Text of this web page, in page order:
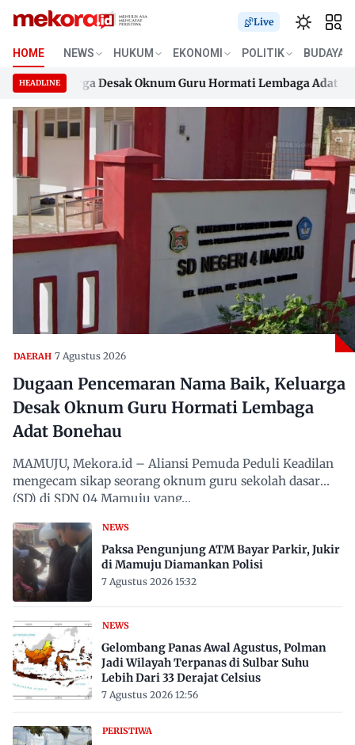
Skip
content
Live
HOME NEWS HUKUM EKONOMI POLITIK BUDAYA
HEADLINE
Keluarga Desak Oknum Guru Hormati Lembaga Adat
Keluarga Desak Oknum Guru Hormati Lembaga Adat
DAERAH 7 Agustus 2026
Dugaan Pencemaran Nama Baik, Keluarga
Desak Oknum Guru Hormati Lembaga
Adat Bonehau
MAMUJU, Mekora.id – Aliansi Pemuda Peduli Keadilan
mengecam sikap seorang oknum guru sekolah dasar
(SD) di SDN 04 Mamuju yang…
NEWS
Paksa Pengunjung ATM Bayar Parkir, Jukir
di Mamuju Diamankan Polisi
7 Agustus 2026 15:32
NEWS
Gelombang Panas Awal Agustus, Polman
Jadi Wilayah Terpanas di Sulbar Suhu
Lebih Dari 33 Derajat Celsius
7 Agustus 2026 12:56
PERISTIWA